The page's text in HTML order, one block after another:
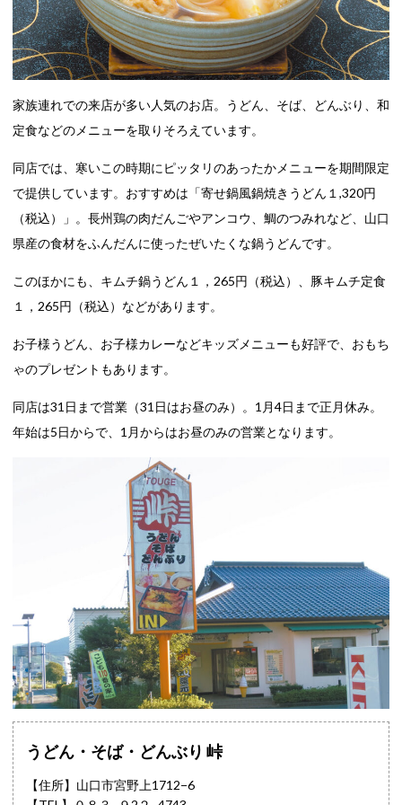
家族連れでの来店が多い人気のお店。うどん、そば、どんぶり、和
定食などのメニューを取りそろえています。
同店では、寒いこの時期にピッタリのあったかメニューを期間限定
で提供しています。おすすめは「寄せ鍋風鍋焼きうどん１,320円
（税込）」。長州鶏の肉だんごやアンコウ、鯛のつみれなど、山口
県産の食材をふんだんに使ったぜいたくな鍋うどんです。
このほかにも、キムチ鍋うどん１，265円（税込）、豚キムチ定食
１，265円（税込）などがあります。
お子様うどん、お子様カレーなどキッズメニューも好評で、おもち
ゃのプレゼントもあります。
同店は31日まで営業（31日はお昼のみ）。1月4日まで正月休み。
年始は5日からで、1月からはお昼のみの営業となります。
うどん・そば・どんぶり 峠
【住所】山口市宮野上1712−6